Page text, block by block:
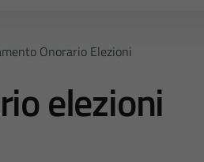
Onorario Elezioni
elezioni